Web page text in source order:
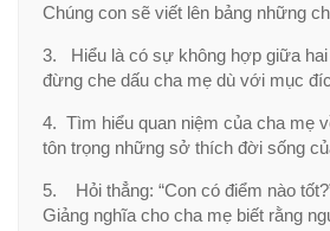
Chúng con sẽ viết lên bảng những
3. Hiểu là có sự không hợp giữa hai
đừng che dấu cha mẹ dù với mục
4. Tìm hiểu quan niệm của cha mẹ
tôn trọng những sở thích đời sống
5. Hỏi thẳng: “Con có điểm nào
Giảng nghĩa cho cha mẹ biết rằng